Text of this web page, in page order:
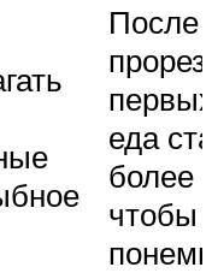
После
еда
более
чтобы